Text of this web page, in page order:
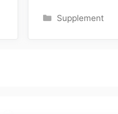
Kategoriler
Supplement